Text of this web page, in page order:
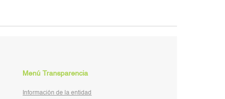
Menú Transparencia
Información de la entidad